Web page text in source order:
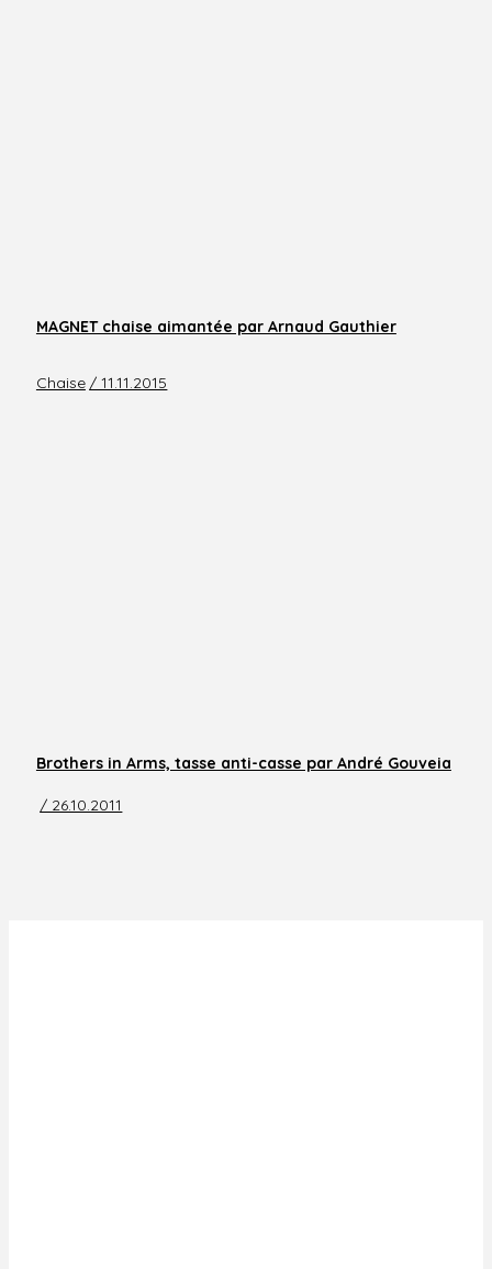
MAGNET chaise aimantée par Arnaud Gauthier
Chaise / 11.11.2015
Brothers in Arms, tasse anti-casse par André Gouveia
/ 26.10.2011